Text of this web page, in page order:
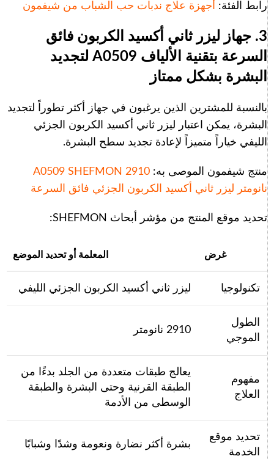
رابط الفئة: أجهزة علاج ندبات حب الشباب من شيفمون
3. جهاز ليزر ثاني أكسيد الكربون فائق
السرعة بتقنية الألياف A0509 لتجديد
البشرة بشكل ممتاز
بالنسبة للمشترين الذين يرغبون في جهاز أكثر تطوراً لتجديد
البشرة، يمكن اعتبار ليزر ثاني أكسيد الكربون الجزئي
الليفي خياراً متميزاً لإعادة تجديد سطح البشرة.
منتج شيفمون الموصى به: A0509 SHEFMON 2910
نانومتر ليزر ثاني أكسيد الكربون الجزئي فائق السرعة
تحديد موقع المنتج من مؤشر أبحاث SHEFMON:
غرض المعلمة أو تحديد الموضع
تكنولوجيا ليزر ثاني أكسيد الكربون الجزئي الليفي
الطول
الموجي
2910 نانومتر
مفهوم
العلاج
يعالج طبقات متعددة من الجلد بدءًا من
الطبقة القرنية وحتى البشرة والطبقة
الوسطى من الأدمة
تحديد موقع
الخدمة
بشرة أكثر نضارة ونعومة وشدًا وشبابًا